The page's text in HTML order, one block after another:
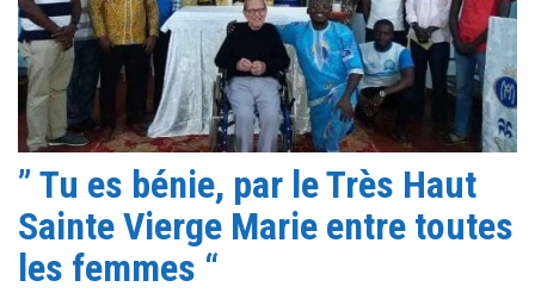
” Tu es bénie, par le Très Haut
Sainte Vierge Marie entre toutes
les femmes “